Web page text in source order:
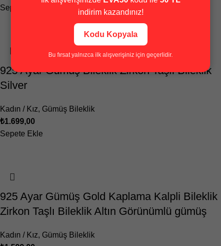
Sepete Ekle
925 Ayar Gümüş Bileklik Zirkon Taşlı Bileklik
Silver
Kadın / Kız, Gümüş Bileklik
₺1.699,00
Sepete Ekle
925 Ayar Gümüş Gold Kaplama Kalpli Bileklik
Zirkon Taşlı Bileklik Altın Görünümlü gümüş
Kadın / Kız, Gümüş Bileklik
indirim kazandınız!
Kodu Kopyala
Bu fırsat yalnızca ilk alışverişiniz için geçerlidir.